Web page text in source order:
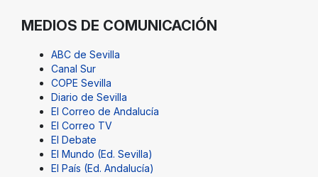
MEDIOS DE COMUNICACIÓN
ABC de Sevilla
Canal Sur
COPE Sevilla
Diario de Sevilla
El Correo de Andalucía
El Correo TV
El Debate
El Mundo (Ed. Sevilla)
El País (Ed. Andalucía)